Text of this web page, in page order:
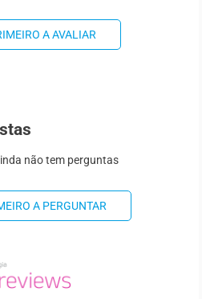
A AVALIAR
não tem perguntas
A PERGUNTAR